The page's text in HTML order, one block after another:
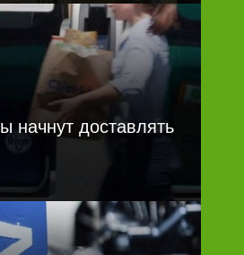
начнут доставлять